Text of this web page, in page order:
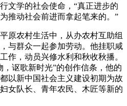
文学的社会使命，“真正进步的
推动社会前进而拿起笔来的。”
原农村生活中，从办农村互助组
与群众一起参加劳动。他挂职咸
作，动员兴修水利和秋收秋播。
讴歌新时光”的创作信条，他的
以新中国社会主义建设初期为故
女队长、青年农民、木匠等新的